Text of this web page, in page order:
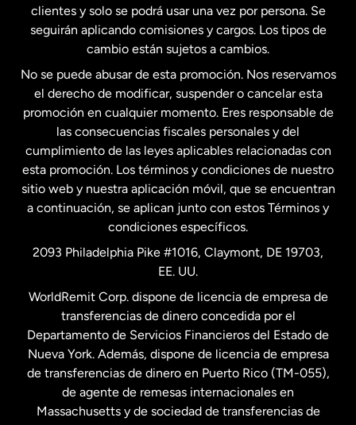
Estados Unidos Español
Francia
Malasia
Nueva Zelanda
Países Bajos
Suecia
clientes y solo se podrá usar una vez por persona. Se
seguirán aplicando comisiones y cargos. Los tipos de
cambio están sujetos a cambios.
No se puede abusar de esta promoción. Nos reservamos
el derecho de modificar, suspender o cancelar esta
promoción en cualquier momento. Eres responsable de
las consecuencias fiscales personales y del
cumplimiento de las leyes aplicables relacionadas con
esta promoción. Los términos y condiciones de nuestro
sitio web y nuestra aplicación móvil, que se encuentran
a continuación, se aplican junto con estos Términos y
condiciones específicos.
2093 Philadelphia Pike #1016, Claymont, DE 19703,
EE. UU.
WorldRemit Corp. dispone de licencia de empresa de
transferencias de dinero concedida por el
Departamento de Servicios Financieros del Estado de
Nueva York. Además, dispone de licencia de empresa
de transferencias de dinero en Puerto Rico (TM-055),
de agente de remesas internacionales en
Massachusetts y de sociedad de transferencias de